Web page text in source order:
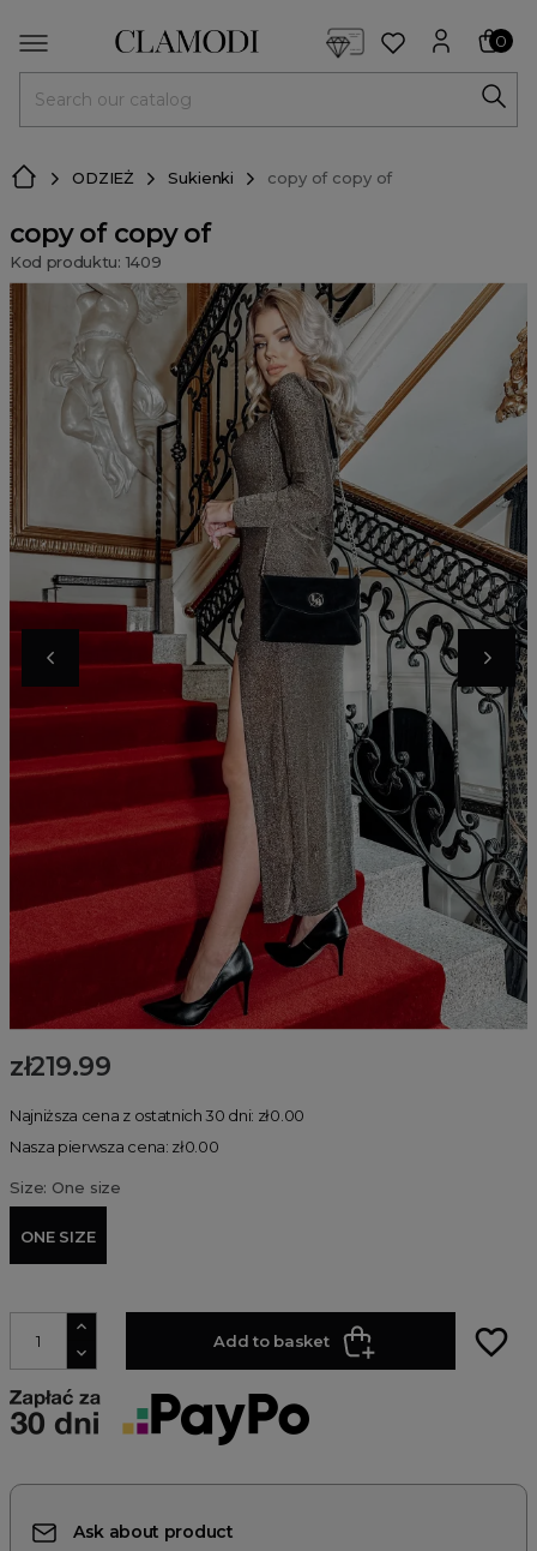
0
ODZIEŻ Sukienki copy of copy of
copy of copy of
Kod produktu: 1409
zł219.99
Najniższa cena z ostatnich 30 dni: zł0.00
Nasza pierwsza cena: zł0.00
Size: One size
ONE SIZE
Add to basket favorite_border
Ask about product